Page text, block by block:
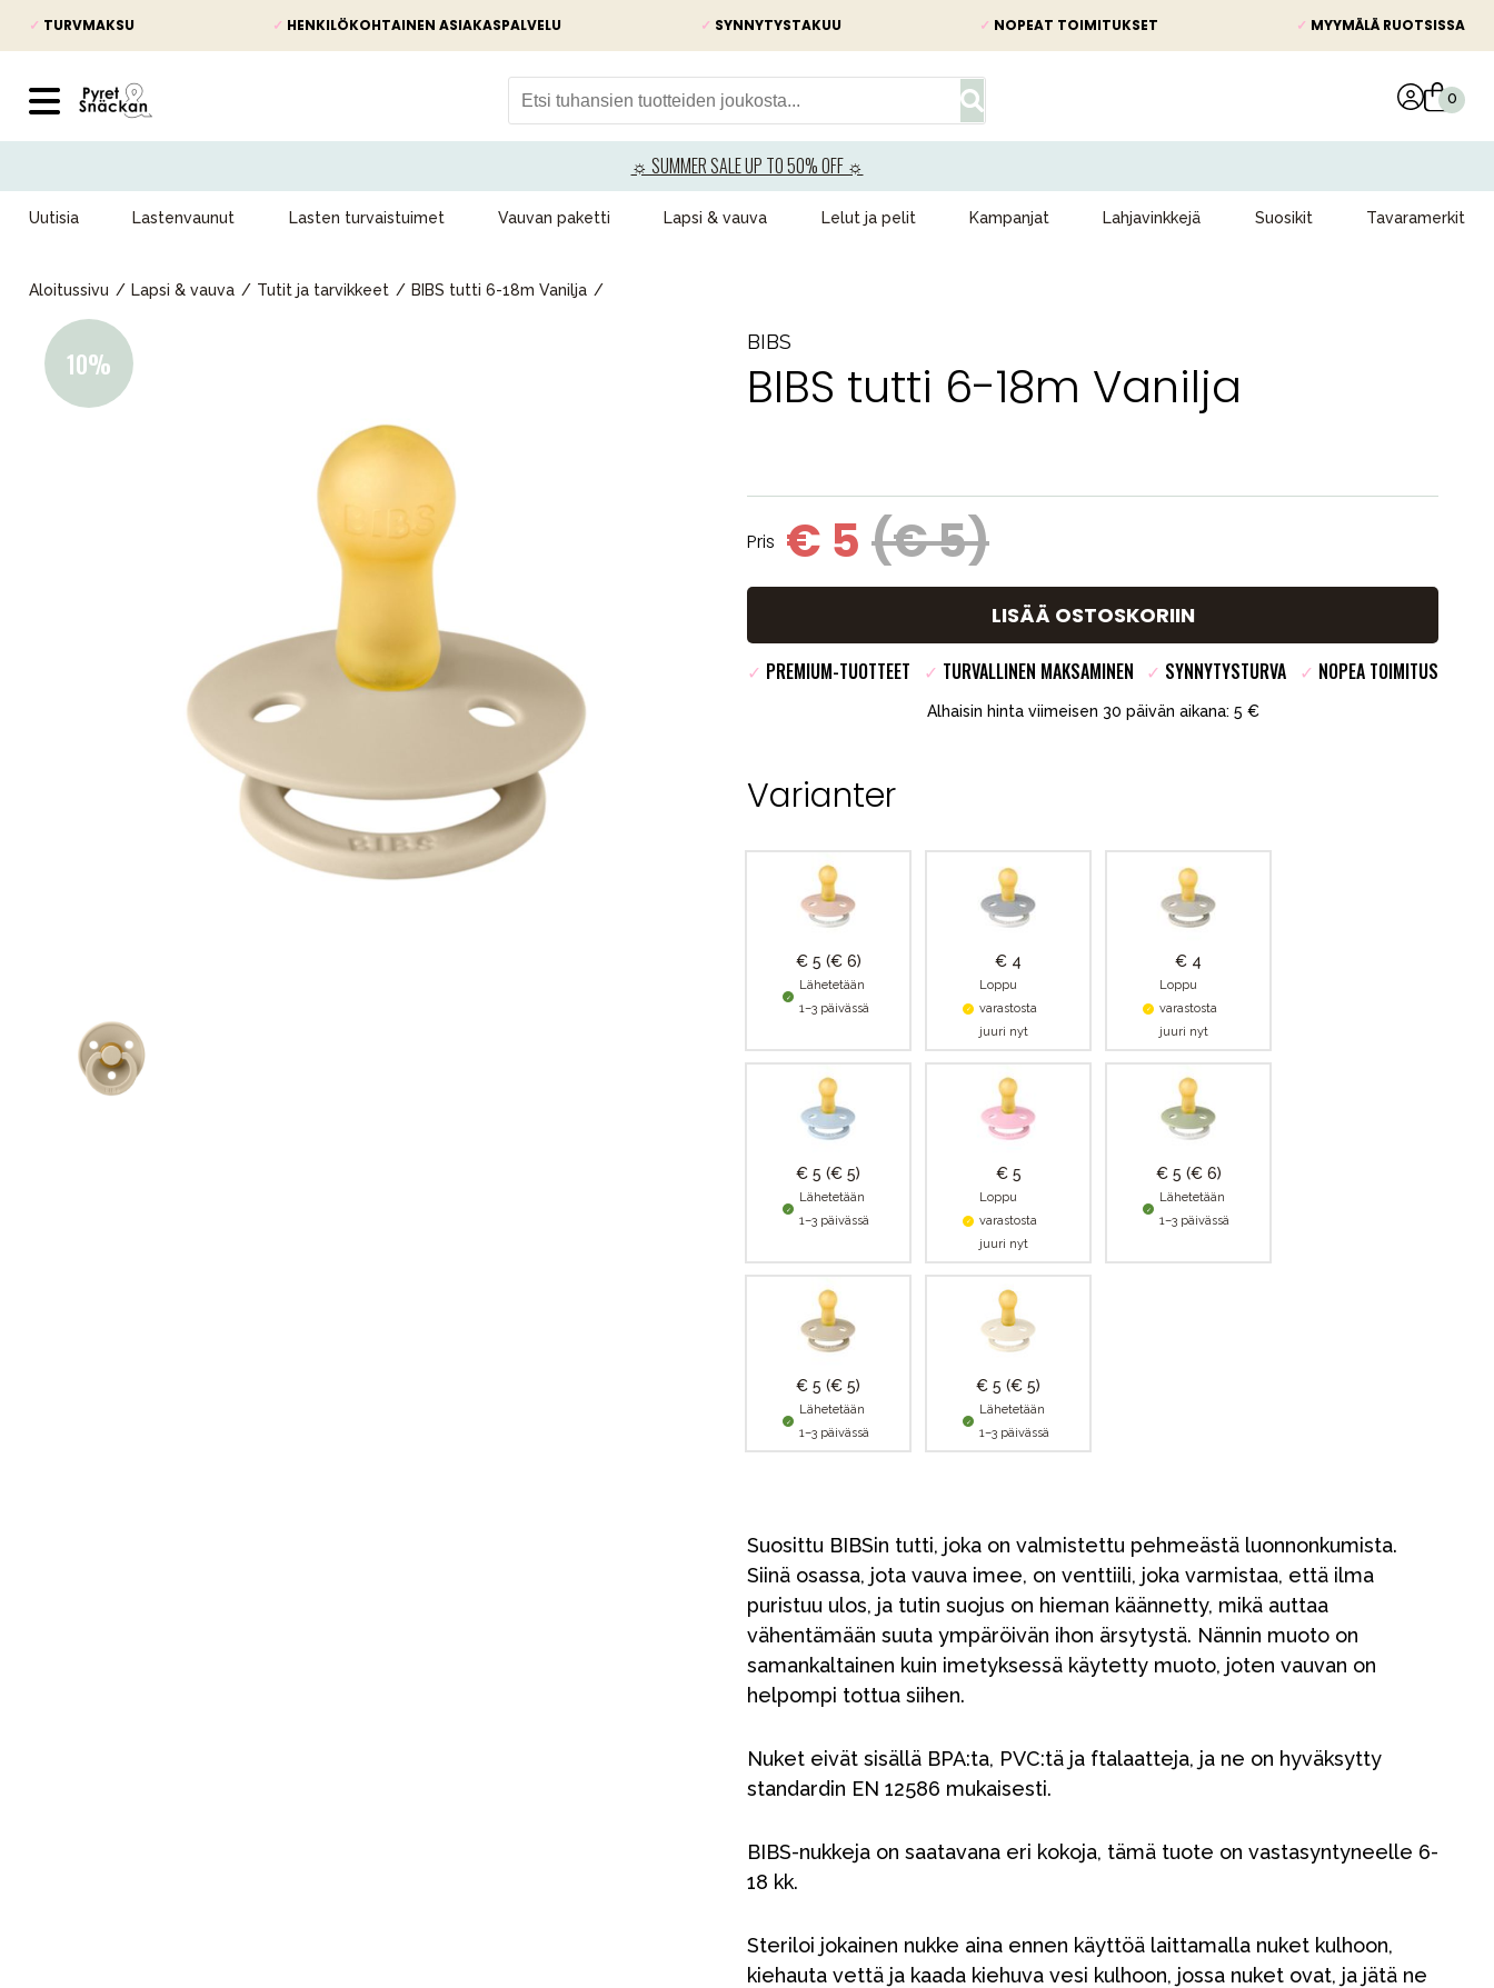
✓ TURVMAKSU ✓ HENKILÖKOHTAINEN ASIAKASPALVELU ✓ SYNNYTYSTAKUU ✓ NOPEAT TOIMITUKSET ✓ MYYMÄLÄ RUOTSISSA
☼ SUMMER SALE UP TO 50% OFF ☼
Uutisia Lastenvaunut Lasten turvaistuimet Vauvan paketti Lapsi & vauva Lelut ja pelit Kampanjat Lahjavinkkejä Suosikit Tavaramerkit
Aloitussivu Lapsi & vauva Tutit ja tarvikkeet BIBS tutti 6-18m Vanilja
BIBS
BIBS tutti 6-18m Vanilja
Pris € 5 (€ 5)
LISÄÄ OSTOSKORIIN
✓ PREMIUM-TUOTTEET ✓ TURVALLINEN MAKSAMINEN ✓ SYNNYTYSTURVA ✓ NOPEA TOIMITUS
Alhaisin hinta viimeisen 30 päivän aikana: 5 €
Varianter
€ 5 (€ 6)
Lähetetään
1–3 päivässä
€ 4
Loppu
varastosta
juuri nyt
€ 4
Loppu
varastosta
juuri nyt
€ 5 (€ 5)
Lähetetään
1–3 päivässä
€ 5
Loppu
varastosta
juuri nyt
€ 5 (€ 6)
Lähetetään
1–3 päivässä
€ 5 (€ 5)
Lähetetään
1–3 päivässä
€ 5 (€ 5)
Lähetetään
1–3 päivässä
Suosittu BIBSin tutti, joka on valmistettu pehmeästä luonnonkumista.
Siinä osassa, jota vauva imee, on venttiili, joka varmistaa, että ilma
puristuu ulos, ja tutin suojus on hieman käännetty, mikä auttaa
vähentämään suuta ympäröivän ihon ärsytystä. Nännin muoto on
samankaltainen kuin imetyksessä käytetty muoto, joten vauvan on
helpompi tottua siihen.
Nuket eivät sisällä BPA:ta, PVC:tä ja ftalaatteja, ja ne on hyväksytty
standardin EN 12586 mukaisesti.
BIBS-nukkeja on saatavana eri kokoja, tämä tuote on vastasyntyneelle 6-
18 kk.
Steriloi jokainen nukke aina ennen käyttöä laittamalla nuket kulhoon,
kiehauta vettä ja kaada kiehuva vesi kulhoon, jossa nuket ovat, ja jätä ne
VÅRT SORTIMENT
Äiti & Isä
Kampanjat